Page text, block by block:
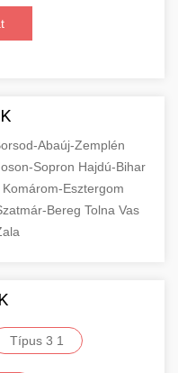
Abaúj-Zemplén
Sopron Hajdú-Bihar
Komárom-Esztergom
Bereg Tolna Vas
Típus 3 1